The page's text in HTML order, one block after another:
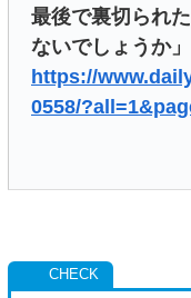
最後で裏切られ
ないでしょうか」
https://
0558/